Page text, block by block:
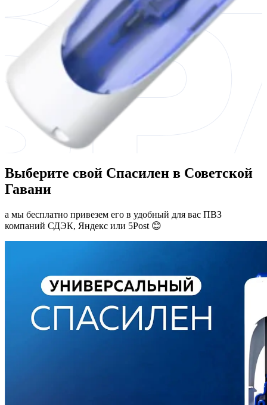
Выберите свой Спасилен в Советской
Гавани
а мы бесплатно привезем его в удобный для вас ПВЗ
компаний СДЭК, Яндекс или 5Post 😊